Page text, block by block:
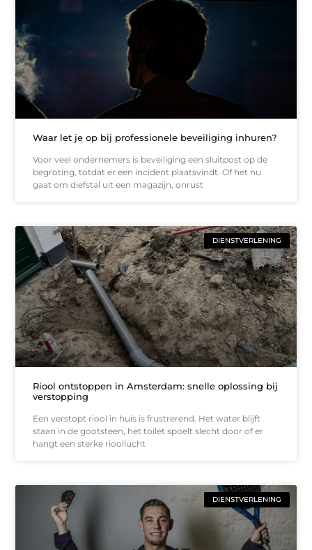
Waar let je op bij professionele beveiliging inhuren?
Voor veel ondernemers is beveiliging een sluitpost op de
begroting, totdat er een incident plaatsvindt. Of het nu
gaat om diefstal uit een magazijn, onrust
DIENSTVERLENING
Riool ontstoppen in Amsterdam: snelle oplossing bij
verstopping
Een verstopt riool in huis is frustrerend. Het water blijft
staan in de gootsteen, het toilet spoelt slecht door of er
hangt een sterke rioollucht
DIENSTVERLENING